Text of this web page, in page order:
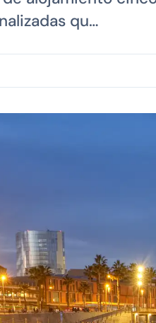
qu…